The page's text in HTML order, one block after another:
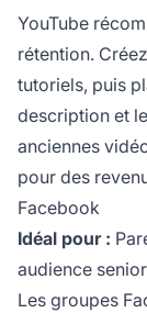
YouTube
rétention.
tutoriels, puis
description et
anciennes
pour des
Facebook
Idéal pour :
audience senior
Les groupes